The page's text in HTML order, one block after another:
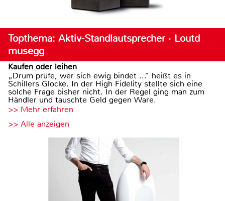
Topthema: Aktiv-Standlautsprecher · Loutd
musegg
Kaufen oder leihen
„Drum prüfe, wer sich ewig bindet ...“ heißt es in
Schillers Glocke. In der High Fidelity stellte sich eine
solche Frage bisher nicht. In der Regel ging man zum
Händler und tauschte Geld gegen Ware.
>> Mehr erfahren
>> Alle anzeigen